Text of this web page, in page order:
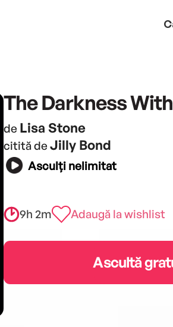
The Darkness
de Lisa Stone
citită de Jilly Bond
Asculți nelimitat
9h 2m Adaugă la wishlist
Ascultă